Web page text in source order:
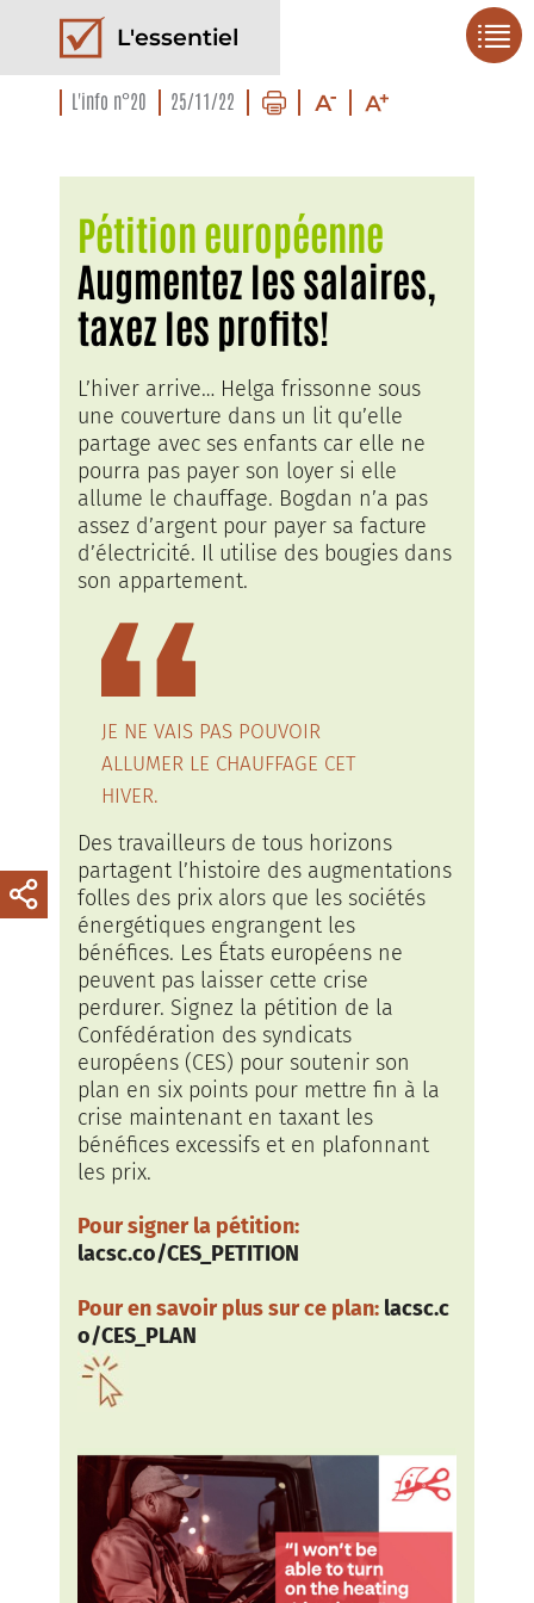
L'essentiel
L'info n°20 25/11/22
Pétition européenne
Augmentez les salaires,
taxez les profits!
L’hiver arrive… Helga frissonne sous
une couverture dans un lit qu’elle
partage avec ses enfants car elle ne
pourra pas payer son loyer si elle
allume le chauffage. Bogdan n’a pas
assez d’argent pour payer sa facture
d’électricité. Il utilise des bougies dans
son appartement.
JE NE VAIS PAS POUVOIR
ALLUMER LE CHAUFFAGE CET
HIVER.
Des travailleurs de tous horizons
partagent l’histoire des augmentations
folles des prix alors que les sociétés
énergétiques engrangent les
bénéfices. Les États européens ne
peuvent pas laisser cette crise
perdurer. Signez la pétition de la
Confédération des syndicats
européens (CES) pour soutenir son
plan en six points pour mettre fin à la
crise maintenant en taxant les
bénéfices excessifs et en plafonnant
les prix.
Pour signer la pétition:
lacsc.co/CES_PETITION
Pour en savoir plus sur ce plan: lacsc.c
o/CES_PLAN